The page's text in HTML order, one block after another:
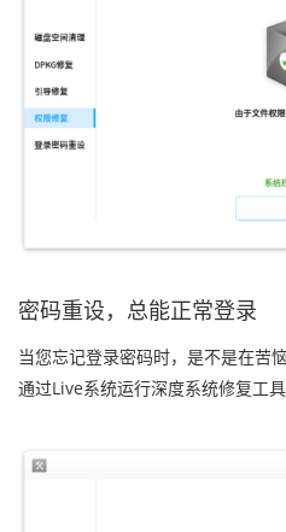
密码重设，总能正常登录
当您忘记登录密码时，是不是在苦
通过Live系统运行深度系统修复工